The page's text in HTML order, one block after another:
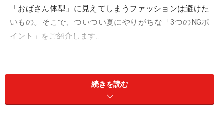
「おばさん体型」に見えてしまうファッションは避けた
いもの。そこで、ついつい夏にやりがちな「3つのNGポ
イント」をご紹介します。
続きを読む